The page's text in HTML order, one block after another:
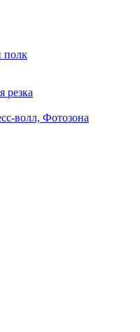
полк
резка
волл, Фотозона